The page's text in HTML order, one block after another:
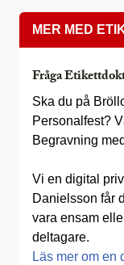
MER MED
Fråga
Ska du på
Personalfest?
Begravning
Vi en digital
Danielsson får
vara ensam
deltagare.
Läs mer om en